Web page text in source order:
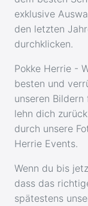
exklusive
den letzten
durchklicken.
Pokke Herrie -
besten und
unseren
lehn dich
durch unsere
Herrie Events.
Wenn du bis
dass das
spätestens